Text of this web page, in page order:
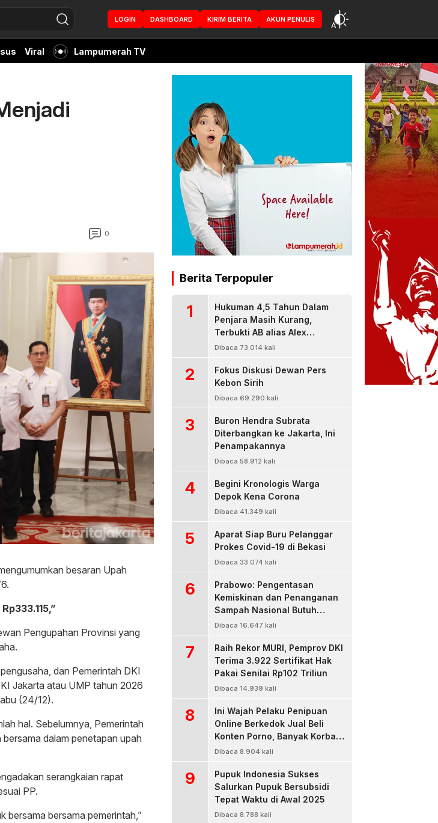
LOGIN DASHBOARD KIRIM BERITA AKUN PENULIS
Viral Lampumerah TV
0
besaran Upah
Pengupahan Provinsi yang
dan Pemerintah DKI
Jakarta atau UMP tahun 2026
(24/12).
hal. Sebelumnya, Pemerintah
dalam penetapan upah
serangkaian rapat
PP.
bersama bersama pemerintah,”
Berita Terpopuler
1
Hukuman 4,5 Tahun Dalam
Penjara Masih Kurang,
Terbukti AB alias Alex
Residivis Narkoba Kembali
Dibaca 73.014 kali
2
Fokus Diskusi Dewan Pers
Kebon Sirih
Dibaca 69.290 kali
3
Buron Hendra Subrata
Diterbangkan ke Jakarta, Ini
Penampakannya
Dibaca 58.912 kali
4
Begini Kronologis Warga
Depok Kena Corona
Dibaca 41.349 kali
5
Aparat Siap Buru Pelanggar
Prokes Covid-19 di Bekasi
Dibaca 33.074 kali
6
Prabowo: Pengentasan
Kemiskinan dan Penanganan
Sampah Nasional Butuh
Persatuan dan Kepemimpinan
Dibaca 16.647 kali
7
Raih Rekor MURI, Pemprov DKI
Terima 3.922 Sertifikat Hak
Pakai Senilai Rp102 Triliun
Dibaca 14.939 kali
8
Ini Wajah Pelaku Penipuan
Online Berkedok Jual Beli
Konten Porno, Banyak Korban
Rugi Jutaan Rupiah
Dibaca 8.904 kali
9
Pupuk Indonesia Sukses
Salurkan Pupuk Bersubsidi
Tepat Waktu di Awal 2025
Dibaca 8.788 kali